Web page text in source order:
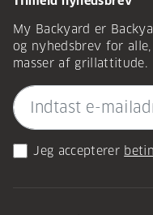
My Backyard er
og nyhedsbrev for
masser af grillattitude.
Jeg accepterer